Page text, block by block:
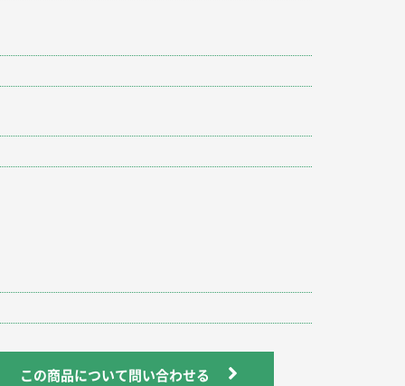
この商品について問い合わせる